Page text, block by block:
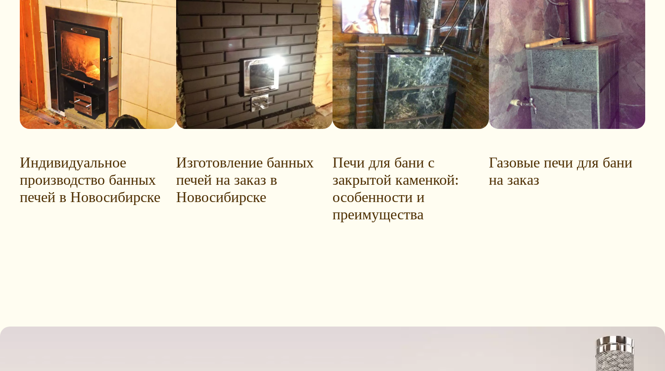
Индивидуальное
производство банных
печей в Новосибирске
Изготовление банных
печей на заказ в
Новосибирске
Печи для бани с
закрытой каменкой:
особенности и
преимущества
Газовые печи для бани
на заказ